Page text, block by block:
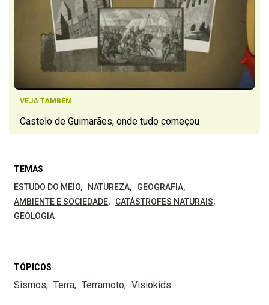
VEJA TAMBÉM
Castelo de Guimarães, onde tudo começou
TEMAS
ESTUDO DO MEIO
NATUREZA
GEOGRAFIA
AMBIENTE E SOCIEDADE
CATÁSTROFES NATURAIS
GEOLOGIA
TÓPICOS
Sismos Terra Terramoto Visiokids